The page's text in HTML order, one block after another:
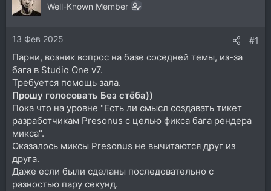
Well-Known Member
13 Фев 2025 #1
Парни, возник вопрос на базе соседней темы, из-за
бага в Studio One v7.
Требуется помощь зала.
Прошу голосовать Без стёба))
Пока что на уровне "Есть ли смысл создавать тикет
разработчикам Presonus с целью фикса бага рендера
микса".
Оказалось миксы Presonus не вычитаются друг из
друга.
Даже если были сделаны последовательно с
разностью пару секунд.